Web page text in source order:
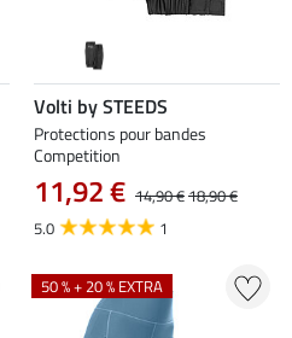
Volti by STEEDS
Protections pour bandes
Competition
11,92 € 14,90 €18,90 €
5.0
1
50 % + 20 % EXTRA